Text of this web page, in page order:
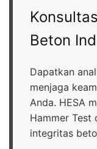
Beton
Dapatkan
menjaga
Anda. HESA
Hammer Test
integritas